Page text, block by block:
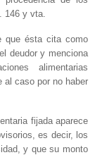
146 y vta.
que ésta cita como
deudor y menciona
alimentarias
al caso por no haber
fijada aparece
es decir, los
y que su monto